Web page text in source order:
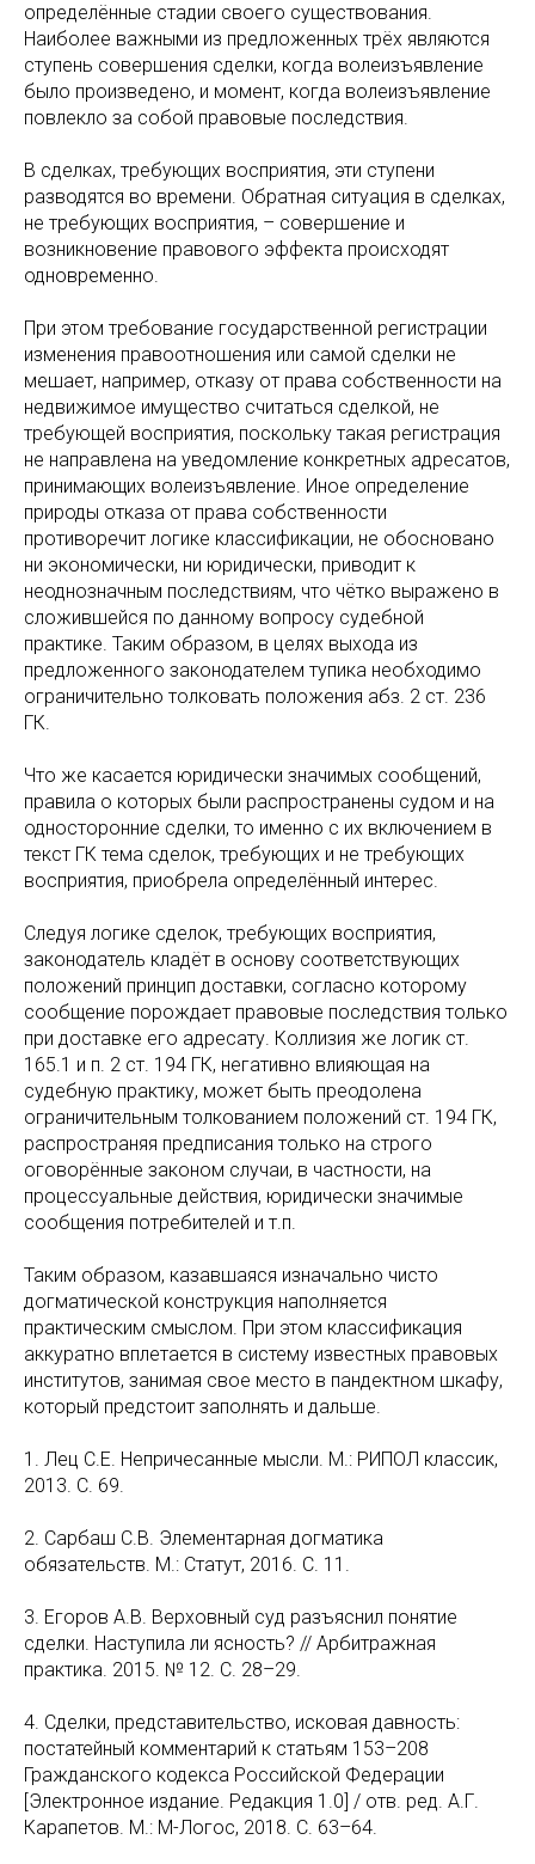
определённые стадии своего существования.
Наиболее важными из предложенных трёх являются
ступень совершения сделки, когда волеизъявление
было произведено, и момент, когда волеизъявление
повлекло за собой правовые последствия.
В сделках, требующих восприятия, эти ступени
разводятся во времени. Обратная ситуация в сделках,
не требующих восприятия, – совершение и
возникновение правового эффекта происходят
одновременно.
При этом требование государственной регистрации
изменения правоотношения или самой сделки не
мешает, например, отказу от права собственности на
недвижимое имущество считаться сделкой, не
требующей восприятия, поскольку такая регистрация
не направлена на уведомление конкретных адресатов,
принимающих волеизъявление. Иное определение
природы отказа от права собственности
противоречит логике классификации, не обосновано
ни экономически, ни юридически, приводит к
неоднозначным последствиям, что чётко выражено в
сложившейся по данному вопросу судебной
практике. Таким образом, в целях выхода из
предложенного законодателем тупика необходимо
ограничительно толковать положения абз. 2 ст. 236
ГК.
Что же касается юридически значимых сообщений,
правила о которых были распространены судом и на
односторонние сделки, то именно с их включением в
текст ГК тема сделок, требующих и не требующих
восприятия, приобрела определённый интерес.
Следуя логике сделок, требующих восприятия,
законодатель кладёт в основу соответствующих
положений принцип доставки, согласно которому
сообщение порождает правовые последствия только
при доставке его адресату. Коллизия же логик ст.
165.1 и п. 2 ст. 194 ГК, негативно влияющая на
судебную практику, может быть преодолена
ограничительным толкованием положений ст. 194 ГК,
распространяя предписания только на строго
оговорённые законом случаи, в частности, на
процессуальные действия, юридически значимые
сообщения потребителей и т.п.
Таким образом, казавшаяся изначально чисто
догматической конструкция наполняется
практическим смыслом. При этом классификация
аккуратно вплетается в систему известных правовых
институтов, занимая свое место в пандектном шкафу,
который предстоит заполнять и дальше.
1. Лец С.Е. Непричесанные мысли. М.: РИПОЛ классик,
2013. С. 69.
2. Сарбаш С.В. Элементарная догматика
обязательств. М.: Статут, 2016. С. 11.
3. Егоров А.В. Верховный суд разъяснил понятие
сделки. Наступила ли ясность? // Арбитражная
практика. 2015. № 12. С. 28–29.
4. Сделки, представительство, исковая давность:
постатейный комментарий к статьям 153–208
Гражданского кодекса Российской Федерации
[Электронное издание. Редакция 1.0] / отв. ред. А.Г.
Карапетов. М.: М-Логос, 2018. С. 63–64.